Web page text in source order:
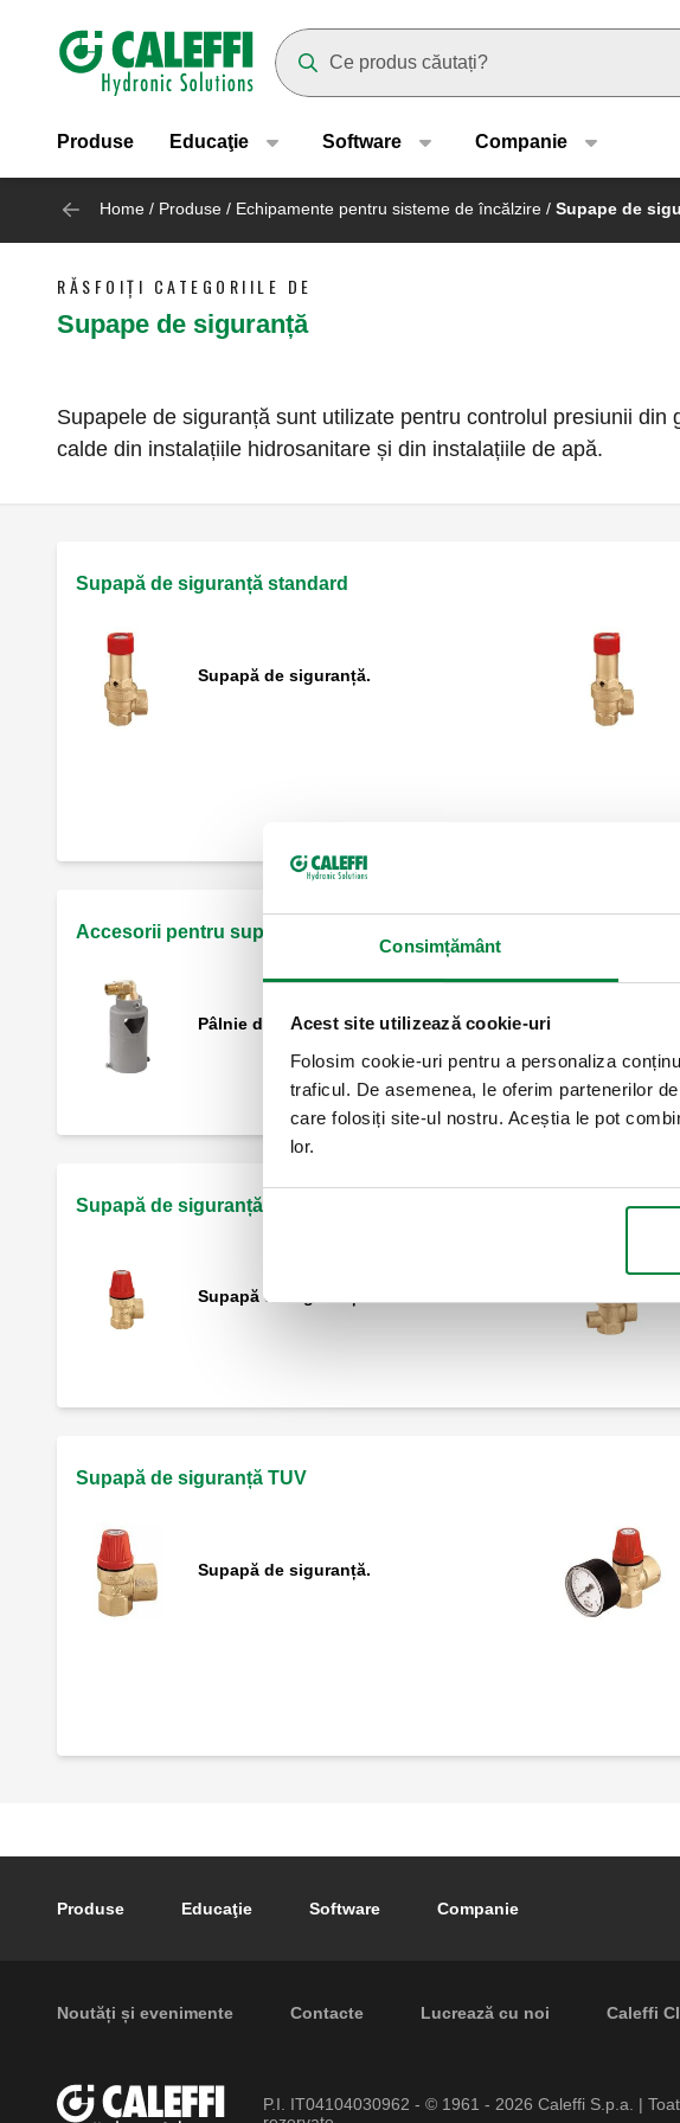
Consimțământ
Acest site utilizează cookie-uri
Folosim cookie-uri pentru a personaliza
traficul. De asemenea, le oferim partenerilor
care folosiți site-ul nostru. Aceștia le pot
lor.
Header main navigation
Produse Educaţie Software Companie
Home / Produse / Echipamente pentru sisteme de încălzire / Supape de
RĂSFOIȚI CATEGORIILE DE
Supape de siguranță
Supapele de siguranță sunt utilizate pentru controlul presiunii
calde din instalațiile hidrosanitare și din instalațiile de apă.
Supapă de siguranță standard
Supapă de siguranță.
Supapă de siguranță obișnuită cetificată,
racorduri mamă - mamă.
Accesorii pentru supapă de siguranță
Pâlnie de golire cu cot orientabil.
Supapă de siguranță NF
Supapă de siguranță.
Supapă de siguranță TUV
Supapă de siguranță.
Footer main navigation
Produse Educaţie Software Companie
Footer secondary navigation
Noutăți și evenimente Contacte Lucrează cu noi Caleffi
P.I. IT04104030962 - © 1961 - 2026 Caleffi S.p.a. |